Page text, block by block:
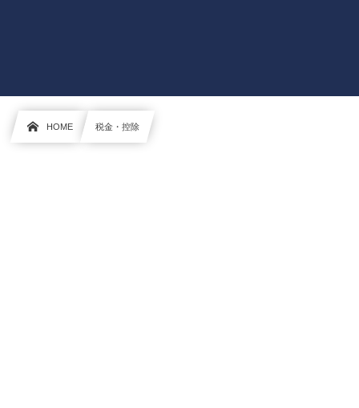
HOME 税金・控除